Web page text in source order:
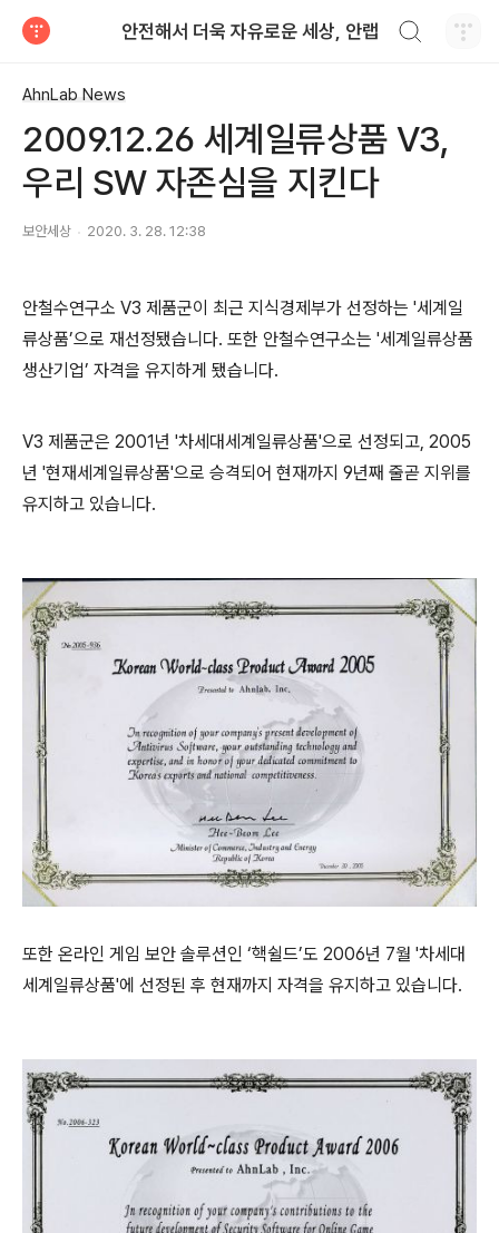
안전해서 더욱 자유로운 세상, 안랩
AhnLab News
2009.12.26 세계일류상품 V3,
우리 SW 자존심을 지킨다
보안세상 2020. 3. 28. 12:38
안철수연구소 V3 제품군이 최근 지식경제부가 선정하는 '세계일
류상품’으로 재선정됐습니다. 또한 안철수연구소는 '세계일류상품
생산기업’ 자격을 유지하게 됐습니다.
V3 제품군은 2001년 '차세대세계일류상품'으로 선정되고, 2005
년 '현재세계일류상품'으로 승격되어 현재까지 9년째 줄곧 지위를
유지하고 있습니다.
또한 온라인 게임 보안 솔루션인 ‘핵쉴드’도 2006년 7월 '차세대
세계일류상품'에 선정된 후 현재까지 자격을 유지하고 있습니다.